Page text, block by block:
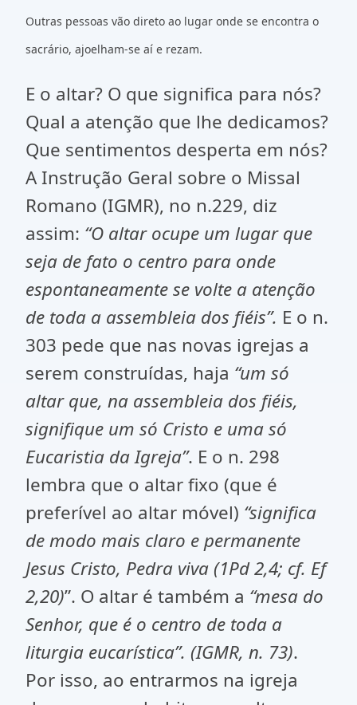
Outras pessoas vão direto ao lugar onde se encontra o
sacrário, ajoelham-se aí e rezam.
E o altar? O que significa para nós?
Qual a atenção que lhe dedicamos?
Que sentimentos desperta em nós?
A Instrução Geral sobre o Missal
Romano (IGMR), no n.229, diz
assim: “O altar ocupe um lugar que
seja de fato o centro para onde
espontaneamente se volte a atenção
de toda a assembleia dos fiéis”. E o n.
303 pede que nas novas igrejas a
serem construídas, haja “um só
altar que, na assembleia dos fiéis,
signifique um só Cristo e uma só
Eucaristia da Igreja”. E o n. 298
lembra que o altar fixo (que é
preferível ao altar móvel) “significa
de modo mais claro e permanente
Jesus Cristo, Pedra viva (1Pd 2,4; cf. Ef
2,20)”. O altar é também a “mesa do
Senhor, que é o centro de toda a
liturgia eucarística”. (IGMR, n. 73).
Por isso, ao entrarmos na igreja